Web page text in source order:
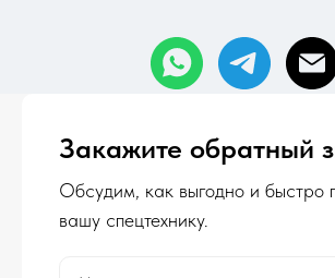
Закажите обратный
Обсудим, как выгодно и быстро
вашу спецтехнику.